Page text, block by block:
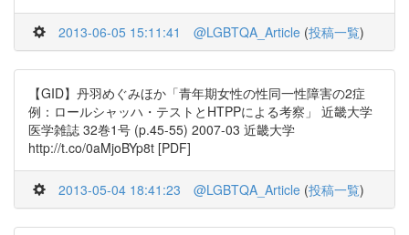
2013-06-05 15:11:41 @LGBTQA_Article (投稿一覧)
【GID】丹羽めぐみほか「青年期女性の性同一性障害の2症
例：ロールシャッハ・テストとHTPPによる考察」 近畿大学
医学雑誌 32巻1号 (p.45-55) 2007-03 近畿大学
http://t.co/0aMjoBYp8t [PDF]
2013-05-04 18:41:23 @LGBTQA_Article (投稿一覧)